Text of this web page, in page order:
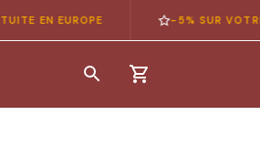
EUROPE -5% SUR VOTRE 1ÈRE